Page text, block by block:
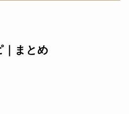
｜まとめ